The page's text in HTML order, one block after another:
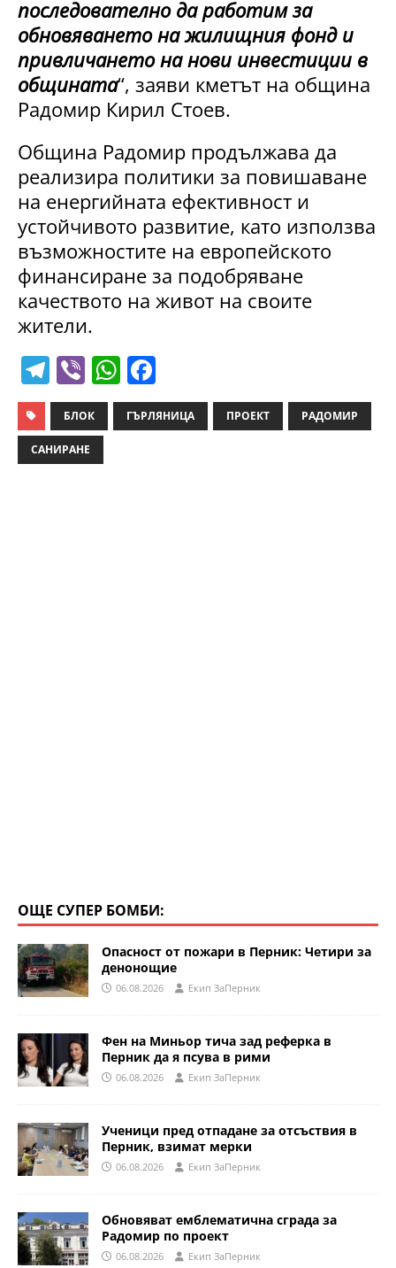
последователно да работим за
обновяването на жилищния фонд и
привличането на нови инвестиции в
общината“, заяви кметът на община
Радомир Кирил Стоев.
Община Радомир продължава да
реализира политики за повишаване
на енергийната ефективност и
устойчивото развитие, като използва
възможностите на европейското
финансиране за подобряване
качеството на живот на своите
жители.
T
el
e
gr
Vi
b
er
W
h
at
a
c
БЛОК ГЪРЛЯНИЦА ПРОЕКТ РАДОМИР
САНИРАНЕ
ОЩЕ СУПЕР БОМБИ:
Опасност от пожари в Перник: Четири за
денонощие
06.08.2026 Eкип ЗаПерник
Фен на Миньор тича зад реферка в
Перник да я псува в рими
06.08.2026 Eкип ЗаПерник
Ученици пред отпадане за отсъствия в
Перник, взимат мерки
06.08.2026 Eкип ЗаПерник
Обновяват емблематична сграда за
Радомир по проект
06.08.2026 Eкип ЗаПерник